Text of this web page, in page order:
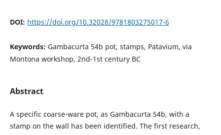
DOI: https://doi.org/10.32028/9781803275017-6
Keywords: Gambacurta 54b pot, stamps, Patavium, via
Montona workshop, 2nd-1st century BC
Abstract
A specific coarse-ware pot, as Gambacurta 54b, with a
stamp on the wall has been identified. The first research,